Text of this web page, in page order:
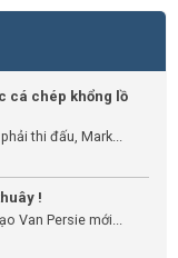
cá chép khổng lồ
thi đấu, Mark...
!
Van Persie mới...